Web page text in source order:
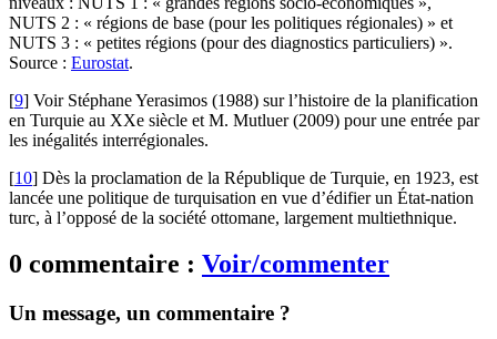
NUTS 2 : « régions de base (pour les politiques régionales) » et
NUTS 3 : « petites régions (pour des diagnostics particuliers) ».
Source : Eurostat.
[9] Voir Stéphane Yerasimos (1988) sur l’histoire de la planification
en Turquie au XXe siècle et M. Mutluer (2009) pour une entrée par
les inégalités interrégionales.
[10] Dès la proclamation de la République de Turquie, en 1923, est
lancée une politique de turquisation en vue d’édifier un État-nation
turc, à l’opposé de la société ottomane, largement multiethnique.
0 commentaire : Voir/commenter
Un message, un commentaire ?